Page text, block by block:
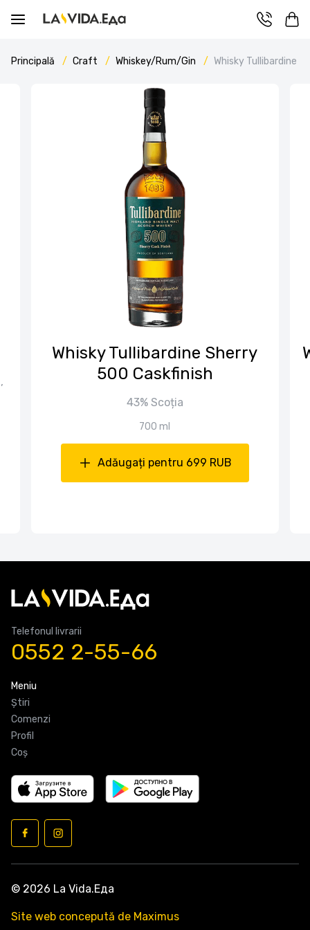
Principală Craft Whiskey/Rum/Gin Whisky Tullibardine
Whisky Tullibardine Sherry
500 Caskfinish
43% Scoția
700 ml
Adăugați pentru 699 RUB
Telefonul livrarii
0552 2-55-66
Meniu
Știri
Comenzi
Profil
Coş
© 2026 La Vida.Еда
Site web concepută de Maximus